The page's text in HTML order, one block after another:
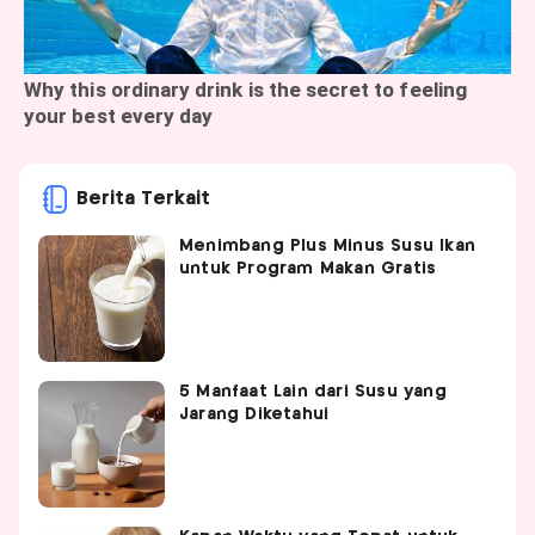
Berita Terkait
Menimbang Plus Minus Susu Ikan
untuk Program Makan Gratis
5 Manfaat Lain dari Susu yang
Jarang Diketahui